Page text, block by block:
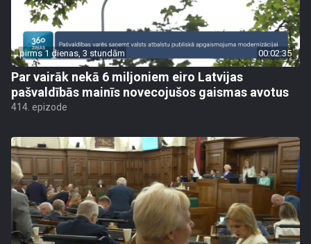
pirms 1 dienas, 3 stundām 00:02:35
Par vairāk nekā 6 miljoniem eiro Latvijas
pašvaldībās mainīs novecojušos gaismas avotus
414. epizode